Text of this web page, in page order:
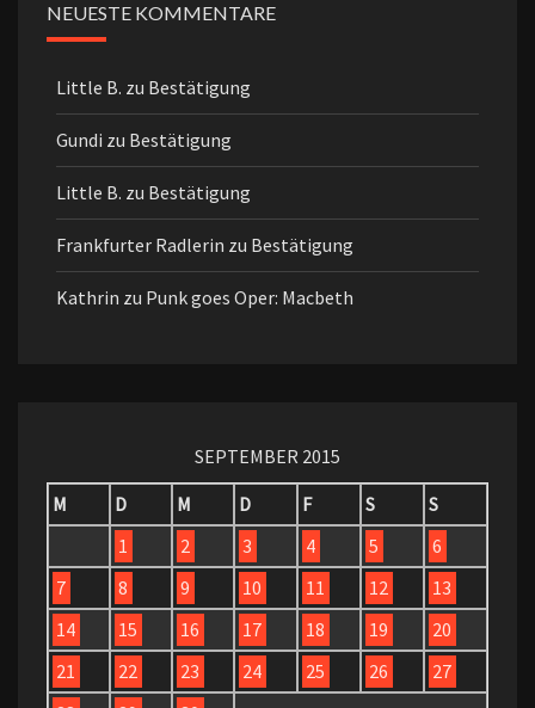
NEUESTE KOMMENTARE
Little B. zu Bestätigung
Gundi zu Bestätigung
Little B. zu Bestätigung
Frankfurter Radlerin zu Bestätigung
Kathrin zu Punk goes Oper: Macbeth
SEPTEMBER 2015
M
D M D F S
S
1
2 3 4 5
6
7
8 9 10 11 12
13
14
15 16 17 18 19
20
21
22 23 24 25 26
27